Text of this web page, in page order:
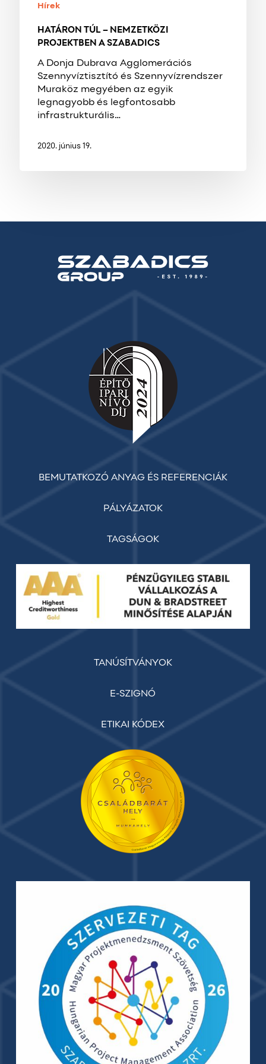
Hírek
HATÁRON TÚL – NEMZETKÖZI
PROJEKTBEN A SZABADICS
A Donja Dubrava Agglomerációs
Szennyvíztisztító és Szennyvízrendszer
Muraköz megyében az egyik
legnagyobb és legfontosabb
infrastrukturális…
2020. június 19.
BEMUTATKOZÓ ANYAG ÉS REFERENCIÁK
PÁLYÁZATOK
TAGSÁGOK
TANÚSÍTVÁNYOK
E-SZIGNÓ
ETIKAI KÓDEX